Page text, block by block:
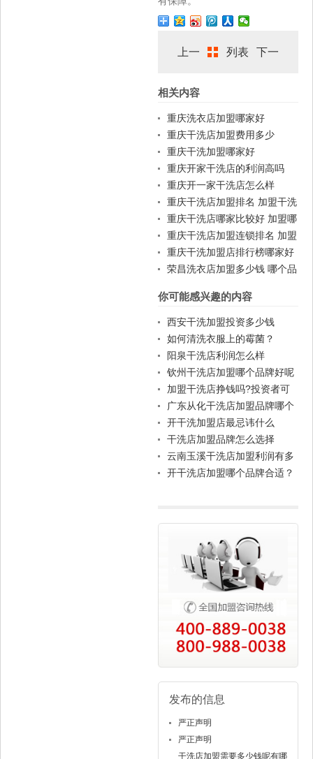
上一
篇
列表 下一
相关内容
重庆洗衣店加盟哪家好
重庆干洗店加盟费用多少
重庆干洗加盟哪家好
重庆开家干洗店的利润高吗
重庆开一家干洗店怎么样
重庆干洗店加盟排名 加盟干洗
店一般费用
重庆干洗店哪家比较好 加盟哪
家好
重庆干洗店加盟连锁排名 加盟
赚钱吗
重庆干洗加盟店排行榜哪家好
荣昌洗衣店加盟多少钱 哪个品
你可能感兴趣的内容
西安干洗加盟投资多少钱
如何清洗衣服上的霉菌？
阳泉干洗店利润怎么样
钦州干洗店加盟哪个品牌好呢
加盟干洗店挣钱吗?投资者可
能需要了解这些
广东从化干洗店加盟品牌哪个
好？
开干洗加盟店最忌讳什么
干洗店加盟品牌怎么选择
云南玉溪干洗店加盟利润有多
大？
开干洗店加盟哪个品牌合适？
发布的信息
严正声明
严正声明
干洗店加盟需要多少钱呢有哪